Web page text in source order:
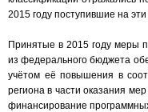
2015 году поступившие на
Принятые в 2015 году меры
из федерального бюджета
учётом её повышения в
региона в части оказания
финансирование